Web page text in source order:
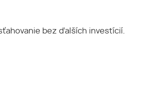
bez ďalších investícií.